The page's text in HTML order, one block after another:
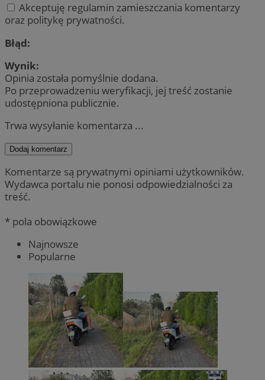
Akceptuję regulamin zamieszczania komentarzy
oraz politykę prywatności.
Błąd:
Wynik:
Opinia została pomyślnie dodana.
Po przeprowadzeniu weryfikacji, jej treść zostanie
udostępniona publicznie.
Trwa wysyłanie komentarza ...
Dodaj komentarz
Komentarze są prywatnymi opiniami użytkowników.
Wydawca portalu nie ponosi odpowiedzialności za
treść.
* pola obowiązkowe
Najnowsze
Popularne